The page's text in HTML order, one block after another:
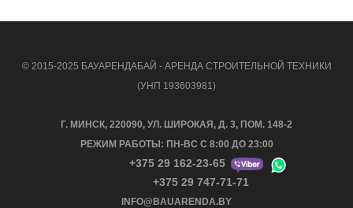
© 2015-2025 БАУАРЕНДАБАЙ - АРЕНДА СТРОИТЕЛЬНОЙ ТЕХНИКИ
(УНП 193603981)
Г. МИНСК, 220090, УЛ. ШИРОКАЯ, Д. 3, ПОМ. 148-2
РЕЖИМ РАБОТЫ: ПН-ВС С 8:00 ДО 23:00
+375 29 162-23-65
+375 29 747-71-71
INFO@BAUARENDA.BY